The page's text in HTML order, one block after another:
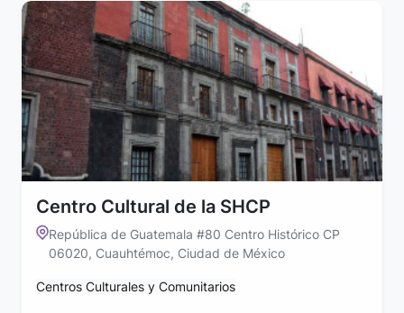
Centro Cultural de la SHCP
República de Guatemala #80 Centro Histórico CP
06020, Cuauhtémoc, Ciudad de México
Centros Culturales y Comunitarios